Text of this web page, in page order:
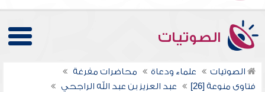
الصوتيات
الصوتيات علماء ودعاة
محاضرات مفرغة
فتاوى منوعة [26]
عبد العزيز بن عبد الله الراجحي